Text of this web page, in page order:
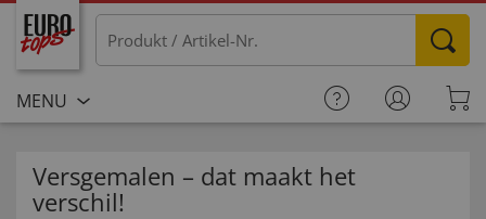
MENU
Versgemalen – dat maakt het
verschil!